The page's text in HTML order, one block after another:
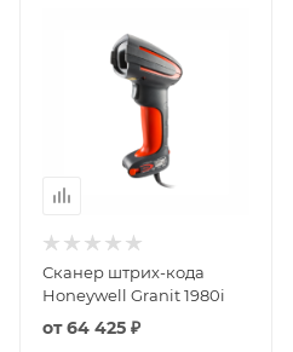
Сканер штрих-кода
Honeywell Granit 1980i
от64 425 ₽